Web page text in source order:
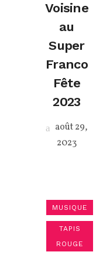
Voisine
au
Super
Franco
Fête
2023
août 29,
2023
MUSIQUE
TAPIS
ROUGE